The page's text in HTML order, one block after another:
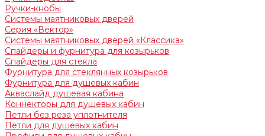
Ручки-кнобы
Системы маятниковых дверей
Серия «Вектор»
Системы маятниковых дверей «Классика»
Спайдеры и фурнитура для козырьков
Спайдеры для стекла
Фурнитура для стеклянных козырьков
Фурнитура для душевых кабин
Акваслайд душевая кабина
Коннекторы для душевых кабин
Петли без реза уплотнителя
Петли для душевых кабин